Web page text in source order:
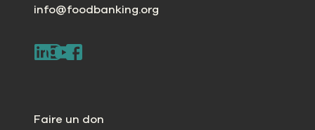
info@foodbanking.org
Faire un don